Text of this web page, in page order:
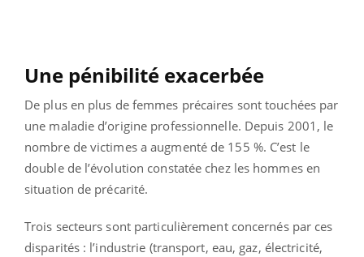
Une pénibilité exacerbée
De plus en plus de femmes précaires sont touchées par
une maladie d’origine professionnelle. Depuis 2001, le
nombre de victimes a augmenté de 155 %. C’est le
double de l’évolution constatée chez les hommes en
situation de précarité.
Trois secteurs sont particulièrement concernés par ces
disparités : l’industrie (transport, eau, gaz, électricité,